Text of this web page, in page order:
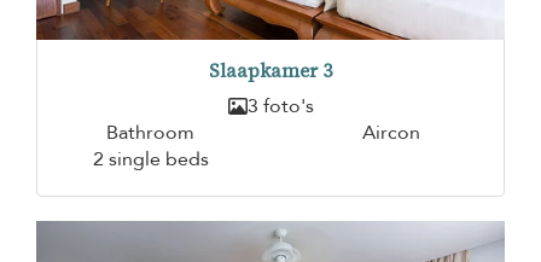
Slaapkamer 3
3 foto's
Bathroom
Aircon
2 single beds